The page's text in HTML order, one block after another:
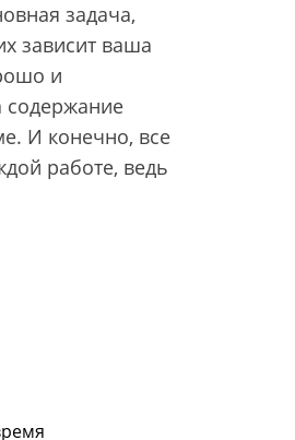
задача,
зависит ваша
и
содержание
И конечно, все
работе, ведь